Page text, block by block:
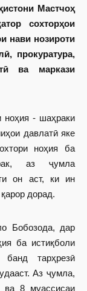
Мастчоҳ
сохторҳои
нави нозироти
прокуратура,
ва маркази
ноҳия - шаҳраки
давлатӣ яке
ноҳия ба
аз ҷумла
он аст, ки ин
дорад.
Бобозода, дар
ба истиқболи
банд тарҳрезӣ
Аз ҷумла,
ва 8 муассисаи